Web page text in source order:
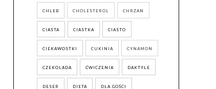
CHLEB CHOLESTEROL CHRZAN
CIASTA CIASTKA CIASTO
CIEKAWOSTKI CUKINIA CYNAMON
CZEKOLADA ĆWICZENIA DAKTYLE
DESER DIETA DLA GOŚCI